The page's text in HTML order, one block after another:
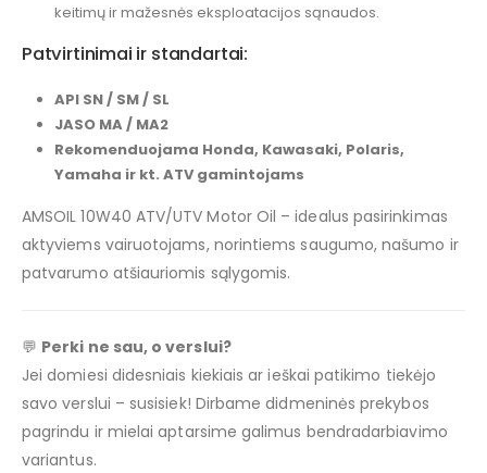
keitimų ir mažesnės eksploatacijos sąnaudos.
Patvirtinimai ir standartai:
API SN / SM / SL
JASO MA / MA2
Rekomenduojama Honda, Kawasaki, Polaris,
Yamaha ir kt. ATV gamintojams
AMSOIL 10W40 ATV/UTV Motor Oil – idealus pasirinkimas
aktyviems vairuotojams, norintiems saugumo, našumo ir
patvarumo atšiauriomis sąlygomis.
💬 Perki ne sau, o verslui?
Jei domiesi didesniais kiekiais ar ieškai patikimo tiekėjo
savo verslui – susisiek! Dirbame didmeninės prekybos
pagrindu ir mielai aptarsime galimus bendradarbiavimo
variantus.